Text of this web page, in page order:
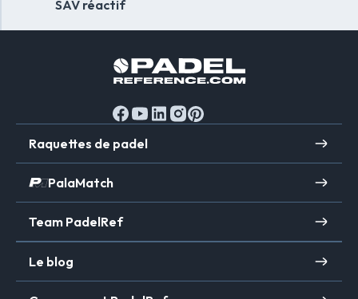
SAV réactif
Raquettes de padel
PalaMatch
Team PadelRef
Le blog